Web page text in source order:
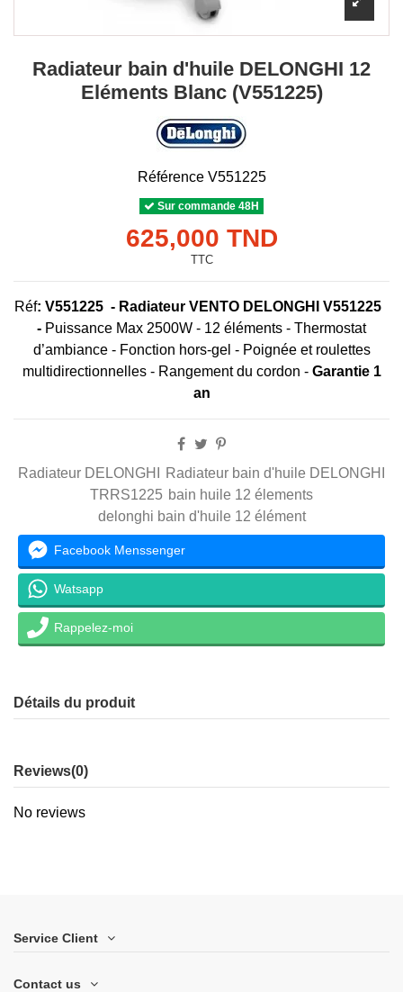
Radiateur bain d'huile DELONGHI 12
Eléments Blanc (V551225)
Référence V551225
Sur commande 48H
625,000 TND
TTC
Réf: V551225 - Radiateur VENTO DELONGHI V551225
- Puissance Max 2500W - 12 éléments - Thermostat
d’ambiance - Fonction hors-gel - Poignée et roulettes
multidirectionnelles - Rangement du cordon - Garantie 1
an
Radiateur DELONGHI
Radiateur bain d'huile DELONGHI
TRRS1225 bain huile 12 élements
delonghi bain d'huile 12 élément
Facebook Menssenger
Watsapp
Rappelez-moi
Détails du produit
Reviews(0)
No reviews
Service Client
Contact us